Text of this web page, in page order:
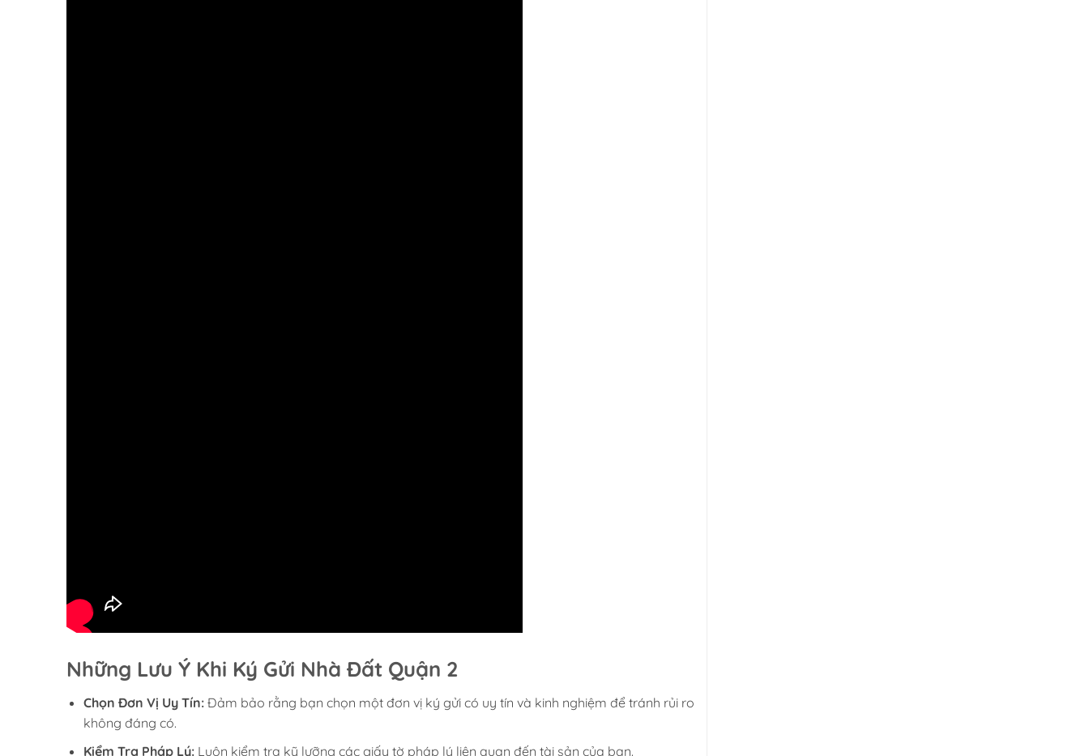
Những Lưu Ý Khi Ký Gửi Nhà Đất Quận 2
Chọn Đơn Vị Uy Tín:Đảm bảo rằng bạn chọn một đơn vị ký gửi có uy tín và kinh nghiệm để tránh rủi ro
không đáng có.
Kiểm Tra Pháp Lý:Luôn kiểm tra kỹ lưỡng các giấy tờ pháp lý liên quan đến tài sản của bạn.